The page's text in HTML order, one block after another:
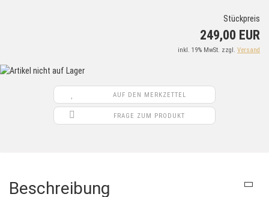
Stückpreis
249,00 EUR
inkl. 19% MwSt. zzgl. Versand
AUF DEN MERKZETTEL
FRAGE ZUM PRODUKT
Beschreibung